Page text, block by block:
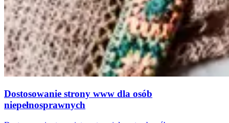
Dostosowanie strony www dla osób
niepełnosprawnych